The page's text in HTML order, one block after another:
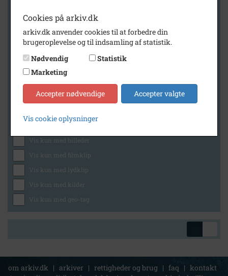
Arkiv
Lokalarkivet Alsønderup -Tjæreby
Generelt
Vis kun med billeder
Vis kun med filmklip
Vis kun med lydklip
Vis kun med kilder
Vis kun med geo-tag
om arkiv.dk | arkiver | rettigheder og brug | faq | kontakt
Cookies på arkiv.dk
arkiv.dk anvender cookies til at forbedre din
brugeroplevelse og til indsamling af statistik.
Nødvendig
Statistik
Marketing
Accepter nødvendige Accepter valgte
Vis cookie oplysninger